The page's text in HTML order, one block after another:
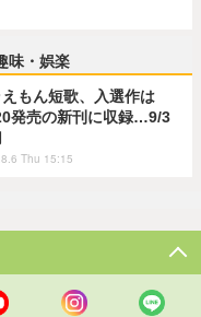
味・娯楽
えもん短歌、入選作は
発売の新刊に収録…9/3
Thu 15:15